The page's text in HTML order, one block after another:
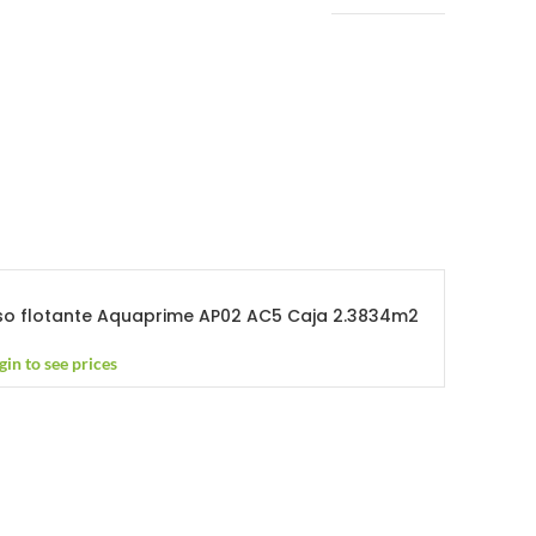
flotante Aquaprime AP02 AC5 Caja 2.3834m2
to see prices